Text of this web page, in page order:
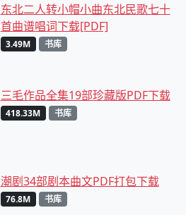
东北二人转小帽小曲东北民歌七十
首曲谱唱词下载[PDF]
3.49M 书库
三毛作品全集19部珍藏版PDF下载
418.33M 书库
潮剧34部剧本曲文PDF打包下载
76.8M 书库